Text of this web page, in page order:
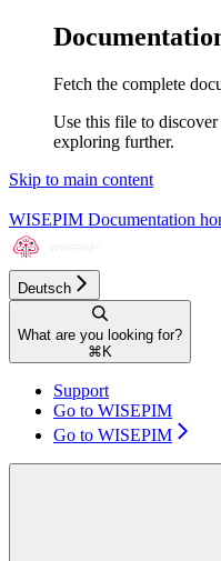
Fetch the complete
Use this file to
exploring further.
Skip to main content
WISEPIM Documentation
Deutsch
What are you looking for?
⌘ K
Support
Go to WISEPIM
Go to WISEPIM